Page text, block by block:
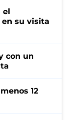
el
en su visita
con un
12